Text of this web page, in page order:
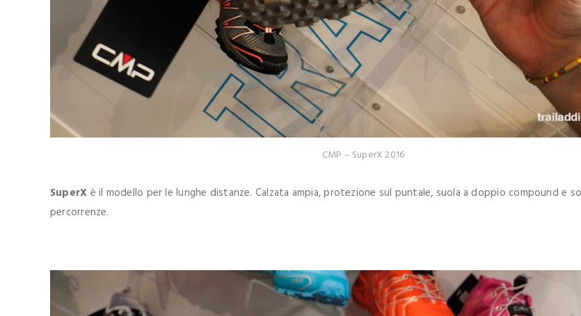
CMP – SuperX 2016
SuperX è il modello per le lunghe distanze. Calzata ampia, protezione sul puntale, suola a doppio compound
percorrenze.